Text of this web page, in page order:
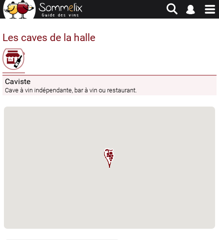
Les caves de la halle
Caviste
Cave à vin indépendante, bar à vin ou restaurant.
Site en jachère - Pour historique et consultation uniquement